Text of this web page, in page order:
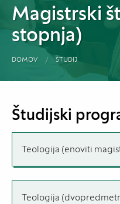
Magistrski
stopnja)
DOMOV ŠTUDIJ
Študijski
Teologija (enoviti
Teologija